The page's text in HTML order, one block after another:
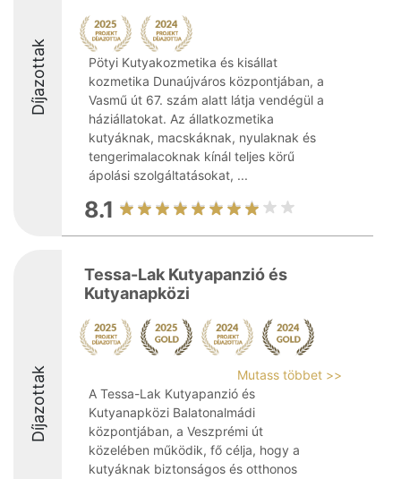
Díjazottak
Pötyi Kutyakozmetika és kisállat
kozmetika Dunaújváros központjában, a
Vasmű út 67. szám alatt látja vendégül a
háziállatokat. Az állatkozmetika
kutyáknak, macskáknak, nyulaknak és
tengerimalacoknak kínál teljes körű
ápolási szolgáltatásokat, ...
8.1
Díjazottak
Tessa-Lak Kutyapanzió és
Kutyanapközi
Mutass többet >>
A Tessa-Lak Kutyapanzió és
Kutyanapközi Balatonalmádi
központjában, a Veszprémi út
közelében működik, fő célja, hogy a
kutyáknak biztonságos és otthonos